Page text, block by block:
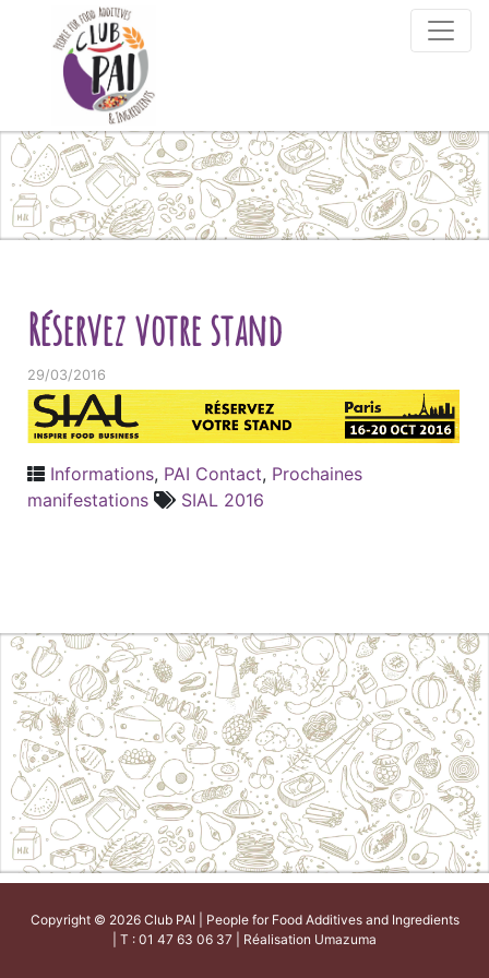
Skip to content
Réservez votre stand
29/03/2016
Informations, PAI Contact, Prochaines
manifestations
SIAL 2016
Copyright © 2026 Club PAI | People for Food Additives and Ingredients
| T : 01 47 63 06 37 | Réalisation Umazuma